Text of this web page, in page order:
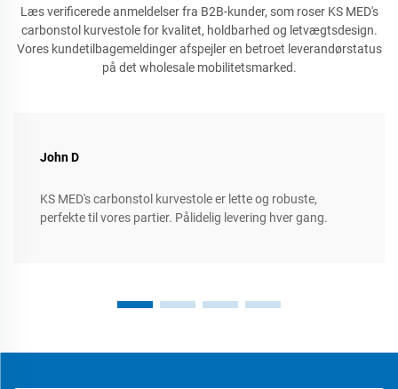
Læs verificerede anmeldelser fra B2B-kunder, som roser KS MED's
carbonstol kurvestole for kvalitet, holdbarhed og letvægtsdesign.
Vores kundetilbagemeldinger afspejler en betroet leverandørstatus
på det wholesale mobilitetsmarked.
John D
KS MED's carbonstol kurvestole er lette og robuste,
perfekte til vores partier. Pålidelig levering hver gang.